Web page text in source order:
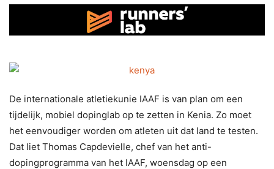
De internationale atletiekunie IAAF is van plan om een
tijdelijk, mobiel dopinglab op te zetten in Kenia. Zo moet
het eenvoudiger worden om atleten uit dat land te testen.
Dat liet Thomas Capdevielle, chef van het anti-
dopingprogramma van het IAAF, woensdag op een